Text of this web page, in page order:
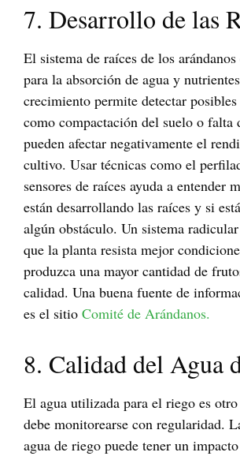
7. Desarrollo de las
El sistema de raíces de los
para la absorción de agua y
crecimiento permite detectar
como compactación del suelo o falta
pueden afectar negativamente el
cultivo. Usar técnicas como el
sensores de raíces ayuda a entender
están desarrollando las raíces y si
algún obstáculo. Un sistema
que la planta resista mejor
produzca una mayor cantidad de
calidad. Una buena fuente de
es el sitio Comité de Arándanos.
8. Calidad del Agua
El agua utilizada para el riego es
debe monitorearse con regularidad.
agua de riego puede tener un